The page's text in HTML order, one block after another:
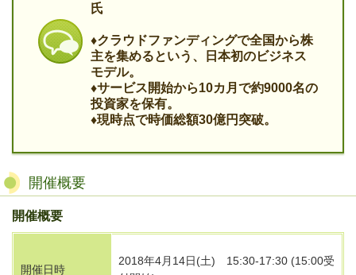
氏
♦クラウドファンディングで全国から株
主を集めるという、日本初のビジネス
モデル。
♦サービス開始から10カ月で約9000名の
投資家を保有。
♦現時点で時価総額30億円突破。
開催概要
開催概要
開催日時
2018年4月14日(土) 15:30-17:30 (15:00受